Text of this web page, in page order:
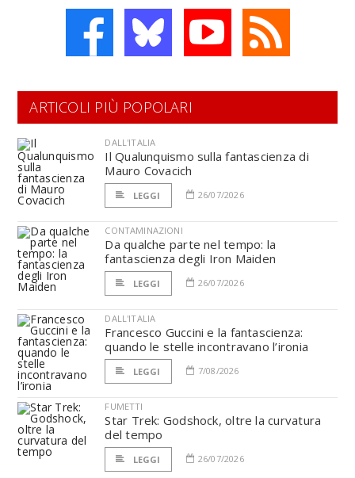
ARTICOLI PIÙ POPOLARI
DALL'ITALIA
Il Qualunquismo sulla fantascienza di
Mauro Covacich
LEGGI 26/07/2026
CONTAMINAZIONI
Da qualche parte nel tempo: la
fantascienza degli Iron Maiden
LEGGI 26/07/2026
DALL'ITALIA
Francesco Guccini e la fantascienza:
quando le stelle incontravano l’ironia
LEGGI 7/08/2026
FUMETTI
Star Trek: Godshock, oltre la curvatura
del tempo
LEGGI 26/07/2026